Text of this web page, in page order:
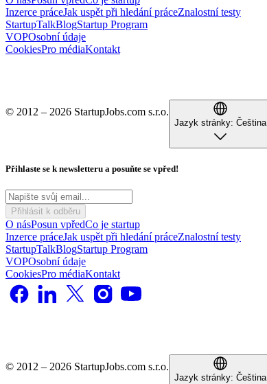
Inzerce práceJak uspět při hledání práceZnalostní testy
StartupTalkBlogStartup Program
VOPOsobní údaje
CookiesPro médiaKontakt
© 2012 – 2026 StartupJobs.com s.r.o.
Jazyk stránky: Čeština
Přihlaste se k newsletteru a posuňte se vpřed!
Přihlásit k odběru
O násPosun vpředCo je startup
Inzerce práceJak uspět při hledání práceZnalostní testy
StartupTalkBlogStartup Program
VOPOsobní údaje
CookiesPro médiaKontakt
© 2012 – 2026 StartupJobs.com s.r.o.
Jazyk stránky: Čeština